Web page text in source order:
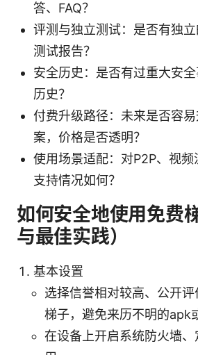
答、FAQ？
评测与独立测试：是否有独
测试报告？
安全历史：是否有过重大安
历史？
付费升级路径：未来是否容
案，价格是否透明？
使用场景适配：对P2P、视
支持情况如何？
如何安全地使用免费
与最佳实践）
基本设置
选择信誉相对较高、公开
梯子，避免来历不明的apk
在设备上开启系统防火墙